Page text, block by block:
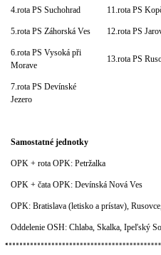
4.rota PS Suchohrad 11.rota PS
5.rota PS Záhorská Ves 12.rota PS
6.rota PS Vysoká při
Morave
13.rota PS
7.rota PS Devínské
Jezero
Samostatné jednotky
OPK + rota OPK: Petržalka
OPK + čata OPK: Devínská Nová Ves
OPK: Bratislava (letisko a prístav),
Oddelenie OSH: Chlaba, Skalka, Ipeľský